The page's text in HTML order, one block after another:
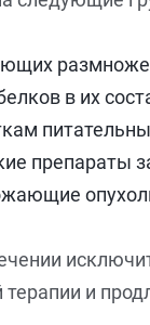
в их
препараты
и